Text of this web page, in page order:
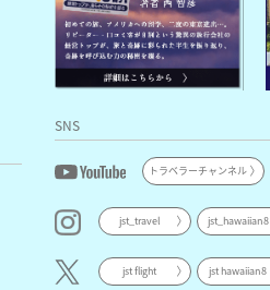
SNS
トラベラーチャンネル
jst_travel jst_hawaiian8
jst flight jst hawaiian8